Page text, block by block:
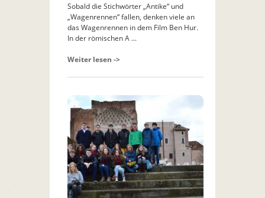
Sobald die Stichwörter „Antike“ und
„Wagenrennen“ fallen, denken viele an
das Wagenrennen in dem Film Ben Hur.
In der römischen A ...
Weiter lesen ->